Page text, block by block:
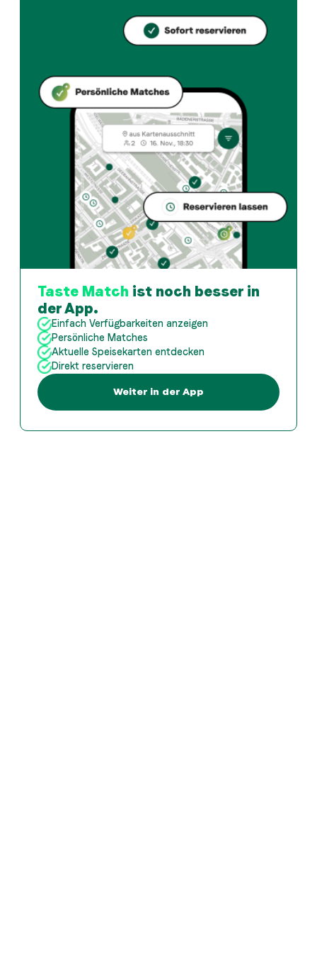
Aurora bietet zurich und Swiss restaurant an in
Wie kann ich bei Aurora einen Tisch reservieren?
Wann ist Aurora geöffnet?
Montag: 11:00 - 23:00. Dienstag: 11:00 - 23:00.
Wie finde ich Restaurants die zu meinem Geschmack
Die Taste Match App analysiert deinen
Taste Match ist noch besser in
der App.
Einfach Verfügbarkeiten anzeigen
Persönliche Matches
Aktuelle Speisekarten entdecken
Direkt reservieren
Weiter in der App